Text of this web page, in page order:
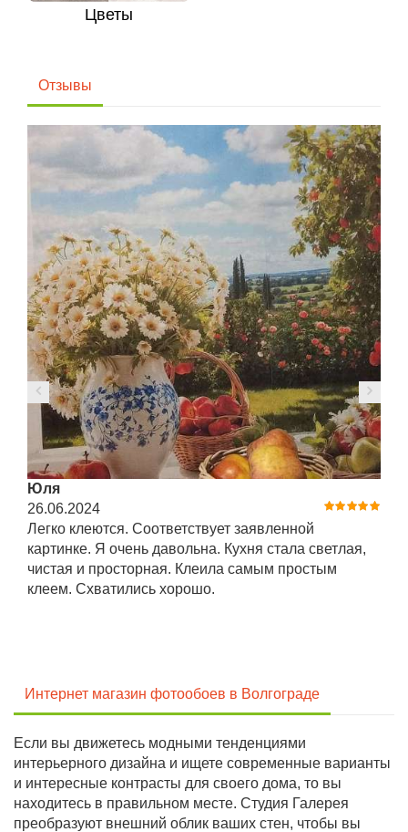
Цветы
Отзывы
Юля
26.06.2024
Легко клеются. Соответствует заявленной
картинке. Я очень давольна. Кухня стала светлая,
чистая и просторная. Клеила самым простым
клеем. Схватились хорошо.
Интернет магазин фотообоев в Волгограде
Если вы движетесь модными тенденциями
интерьерного дизайна и ищете современные варианты
и интересные контрасты для своего дома, то вы
находитесь в правильном месте. Студия Галерея
преобразуют внешний облик ваших стен, чтобы вы